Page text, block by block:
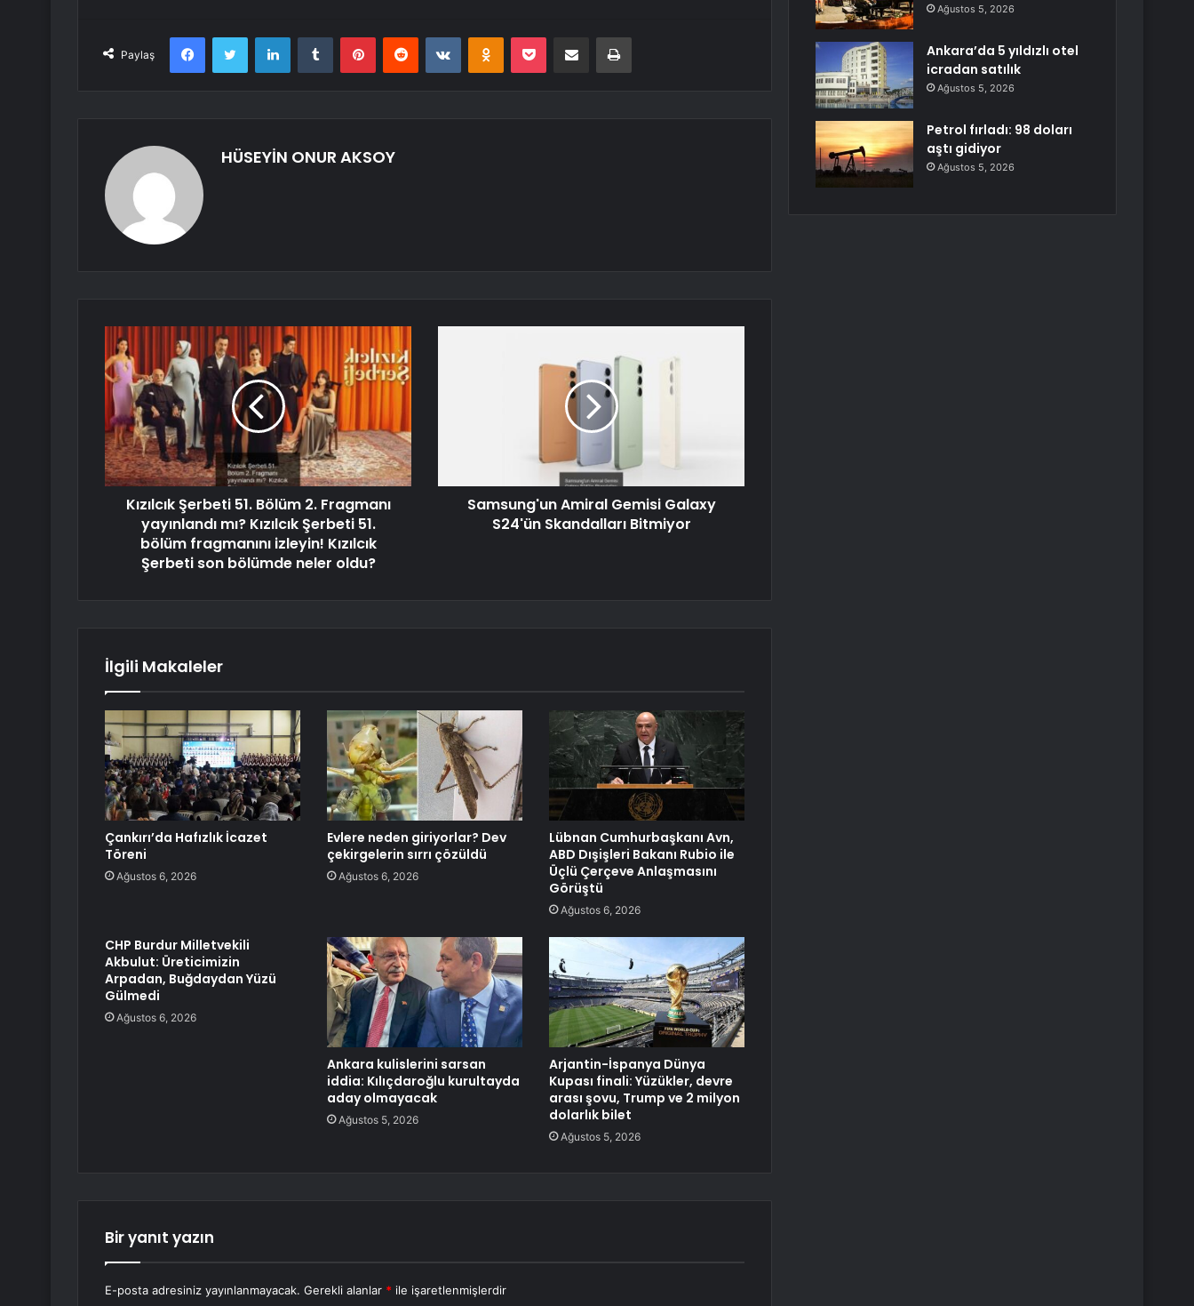
Paylaş
FacebookTwitter LinkedInTumblr PinterestReddit VKontakteOdnoklassniki
Pocket E-Posta ile paylaş Yazdır
HÜSEYİN ONUR AKSOY
Kızılcık Şerbeti 51. Bölüm 2. Fragmanı
yayınlandı mı? Kızılcık Şerbeti 51.
bölüm fragmanını izleyin! Kızılcık
Şerbeti son bölümde neler oldu?
Samsung'un Amiral Gemisi Galaxy
S24'ün Skandalları Bitmiyor
İlgili Makaleler
Çankırı’da Hafızlık İcazet
Töreni
Ağustos 6, 2026
Evlere neden giriyorlar? Dev
çekirgelerin sırrı çözüldü
Ağustos 6, 2026
Lübnan Cumhurbaşkanı Avn,
ABD Dışişleri Bakanı Rubio ile
Üçlü Çerçeve Anlaşmasını
Görüştü
Ağustos 6, 2026
CHP Burdur Milletvekili
Akbulut: Üreticimizin
Arpadan, Buğdaydan Yüzü
Gülmedi
Ağustos 6, 2026
Ankara kulislerini sarsan
iddia: Kılıçdaroğlu kurultayda
aday olmayacak
Ağustos 5, 2026
Arjantin-İspanya Dünya
Kupası finali: Yüzükler, devre
arası şovu, Trump ve 2 milyon
dolarlık bilet
Ağustos 5, 2026
Bir yanıt yazın
E-posta adresiniz yayınlanmayacak. Gerekli alanlar * ile işaretlenmişlerdir
Ağustos 5, 2026
Ankara’da 5 yıldızlı otel
icradan satılık
Ağustos 5, 2026
Petrol fırladı: 98 doları
aştı gidiyor
Ağustos 5, 2026